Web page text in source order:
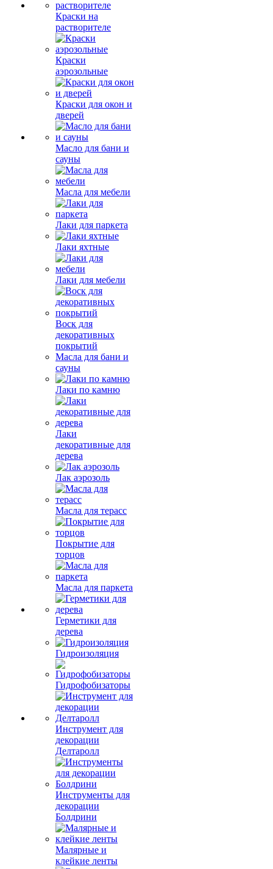
Краски на
растворителе
Краски
аэрозольные
Краски для окон и
дверей
Масло для бани и
сауны
Масла для мебели
Лаки для паркета
Лаки яхтные
Лаки для мебели
Воск для
декоративных
покрытий
Масла для бани и
сауны
Лаки по камню
Лаки
декоративные для
дерева
Лак аэрозоль
Масла для терасс
Покрытие для
торцов
Масла для паркета
Герметики для
дерева
Гидроизоляция
Гидрофобизаторы
Инструмент для
декорации
Делтаролл
Инструменты для
декорации
Болдрини
Малярные и
клейкие ленты